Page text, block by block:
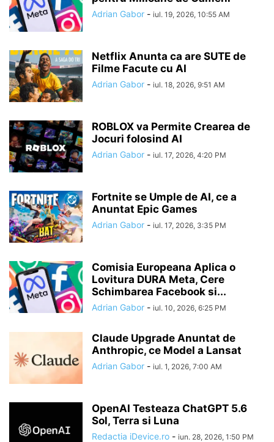
Adrian Gabor - iul. 19, 2026, 10:55 AM
Netflix Anunta ca are SUTE de
Filme Facute cu AI
Adrian Gabor - iul. 18, 2026, 9:51 AM
ROBLOX va Permite Crearea de
Jocuri folosind AI
Adrian Gabor - iul. 17, 2026, 4:20 PM
Fortnite se Umple de AI, ce a
Anuntat Epic Games
Adrian Gabor - iul. 17, 2026, 3:35 PM
Comisia Europeana Aplica o
Lovitura DURA Meta, Cere
Schimbarea Facebook si...
Adrian Gabor - iul. 10, 2026, 6:25 PM
Claude Upgrade Anuntat de
Anthropic, ce Model a Lansat
Adrian Gabor - iul. 1, 2026, 7:00 AM
OpenAI Testeaza ChatGPT 5.6
Sol, Terra si Luna
Redactia iDevice.ro - iun. 28, 2026, 1:50 PM